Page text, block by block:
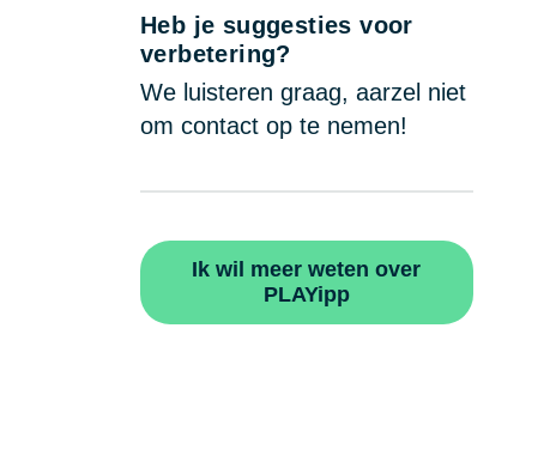
Heb je suggesties voor
verbetering?
We luisteren graag, aarzel niet
om contact op te nemen!
Ik wil meer weten over
PLAYipp